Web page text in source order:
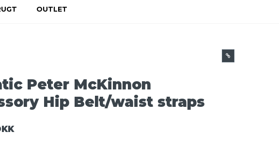
OUTLET
Peter McKinnon
Hip Belt/waist straps